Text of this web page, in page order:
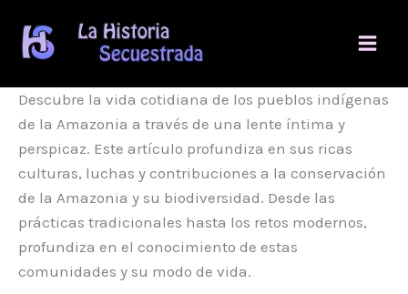
contenido
Descubre la vida cotidiana de los pueblos indígenas
de la Amazonia a través de una lente íntima y
perspicaz. Este artículo profundiza en sus ricas
culturas, luchas y contribuciones a la conservación
de la Amazonia y su biodiversidad. Desde las
prácticas tradicionales hasta los retos modernos,
profundiza en el conocimiento de estas
comunidades y su modo de vida.